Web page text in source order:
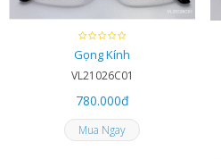
Gọng Kính
VL21026C01
780.000đ
Mua Ngay